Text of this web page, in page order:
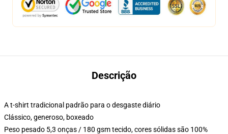
Descrição
A t-shirt tradicional padrão para o desgaste diário
Clássico, generoso, boxeado
Peso pesado 5,3 onças / 180 gsm tecido, cores sólidas são 100%